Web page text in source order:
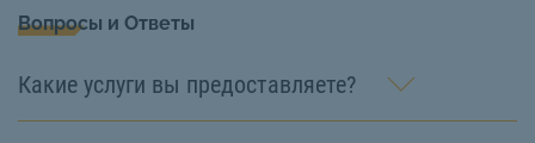
Вопросы и Ответы
Какие услуги вы предоставляете?